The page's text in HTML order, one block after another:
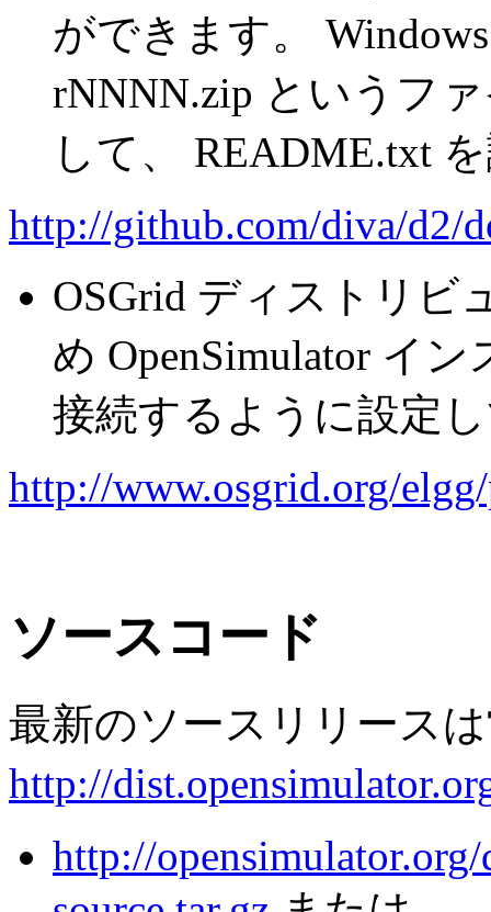
ができます。
rNNNN.zip というフ
して、 README.txt
http://github.com/diva/d2/
OSGrid ディストリビ
め OpenSimulator イ
接続するように設定
http://www.osgrid.org/
ソースコード
最新のソースリリース
http://
http://